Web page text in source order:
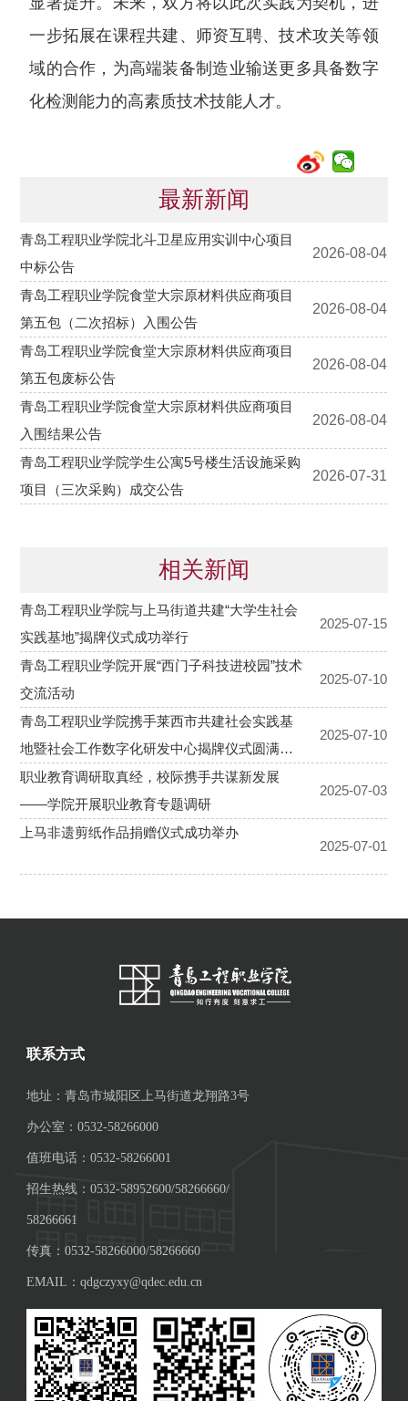
一步拓展在课程共建、师资互聘、技术攻关等领
域的合作，为高端装备制造业输送更多具备数字
化检测能力的高素质技术技能人才。
最新新闻
相关新闻
联系方式
地址：青岛市城阳区上马街道龙翔路3号
办公室：0532-58266000
值班电话：0532-58266001
招生热线：0532-58952600/58266660/
58266661
传真：0532-58266000/58266660
EMAIL：qdgczyxy@qdec.edu.cn